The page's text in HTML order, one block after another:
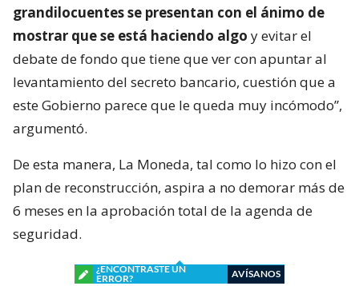
grandilocuentes se presentan con el ánimo de
mostrar que se está haciendo algo y evitar el
debate de fondo que tiene que ver con apuntar al
levantamiento del secreto bancario, cuestión que a
este Gobierno parece que le queda muy incómodo”,
argumentó.
De esta manera, La Moneda, tal como lo hizo con el
plan de reconstrucción, aspira a no demorar más de
6 meses en la aprobación total de la agenda de
seguridad.
¿ENCONTRASTE UN
ERROR?
AVÍSANOS